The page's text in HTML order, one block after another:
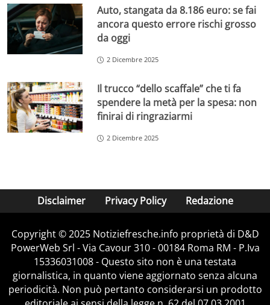
Auto, stangata da 8.186 euro: se fai
ancora questo errore rischi grosso
da oggi
2 Dicembre 2025
Il trucco “dello scaffale” che ti fa
spendere la metà per la spesa: non
finirai di ringraziarmi
2 Dicembre 2025
Disclaimer Privacy Policy Redazione
Copyright © 2025 Notiziefresche.info proprietà di D&D
PowerWeb Srl - Via Cavour 310 - 00184 Roma RM - P.Iva
15336031008 - Questo sito non è una testata
giornalistica, in quanto viene aggiornato senza alcuna
periodicità. Non può pertanto considerarsi un prodotto